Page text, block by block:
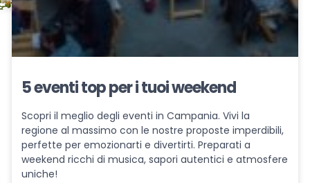
5 eventi top per i tuoi weekend
Scopri il meglio degli eventi in Campania. Vivi la
regione al massimo con le nostre proposte imperdibili,
perfette per emozionarti e divertirti. Preparati a
weekend ricchi di musica, sapori autentici e atmosfere
uniche!